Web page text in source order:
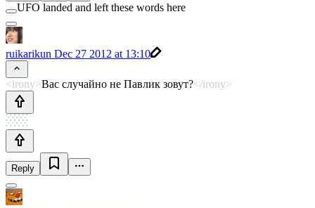
UFO landed and left these words here
ruikarikun Dec 27 2012 at 13:10
<irony>Вас случайно не Павлик зовут?</irony>
Reply